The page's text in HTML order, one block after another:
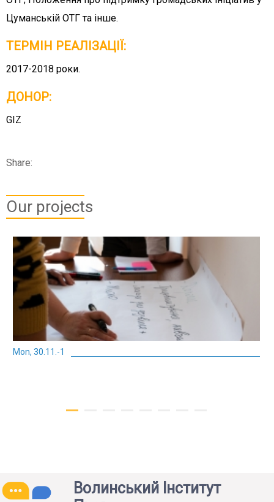
Цуманській ОТГ та інше.
ТЕРМІН РЕАЛІЗАЦІЇ:
2017-2018 роки.
ДОНОР:
GIZ
Share:
Our projects
Mon, 30.11.-1
Волинський Інститут